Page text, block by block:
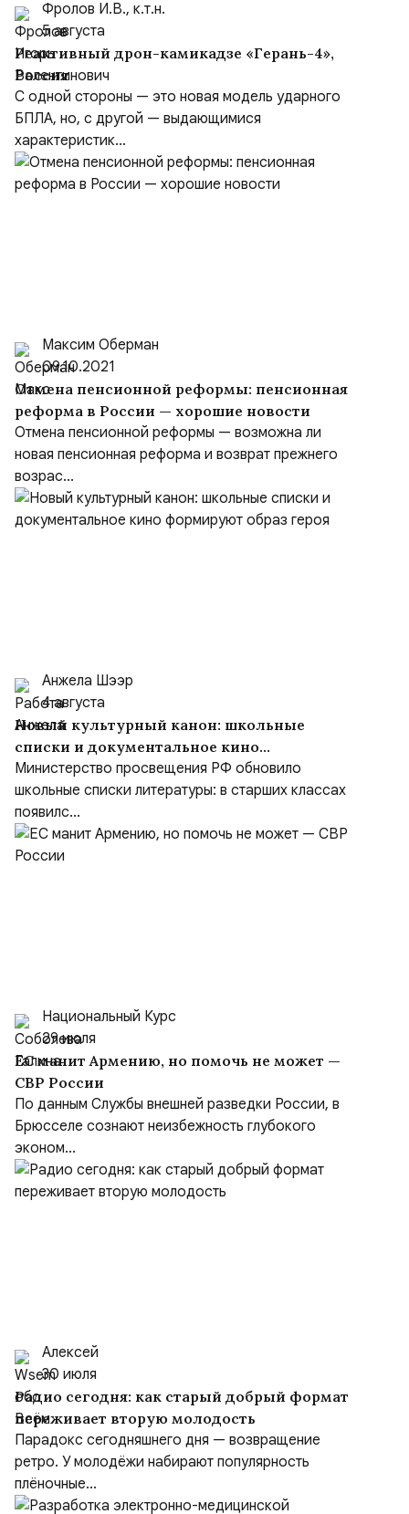
Фролов И.В., к.т.н.
5 августа
Реактивный дрон-камикадзе «Герань-4»,
Россия
С одной стороны — это новая модель ударного
БПЛА, но, с другой — выдающимися
характеристик...
Максим Оберман
09.10.2021
Отмена пенсионной реформы: пенсионная
реформа в России — хорошие новости
Отмена пенсионной реформы — возможна ли
новая пенсионная реформа и возврат прежнего
возрас...
Анжела Шээр
4 августа
Новый культурный канон: школьные
списки и документальное кино
формируют образ героя
Министерство просвещения РФ обновило
школьные списки литературы: в старших классах
появилс...
Национальный Курс
29 июля
ЕС манит Армению, но помочь не может —
СВР России
По данным Службы внешней разведки России, в
Брюсселе сознают неизбежность глубокого
эконом...
Алексей
30 июля
Радио сегодня: как старый добрый формат
переживает вторую молодость
Парадокс сегодняшнего дня — возвращение
ретро. У молодёжи набирают популярность
плёночные...